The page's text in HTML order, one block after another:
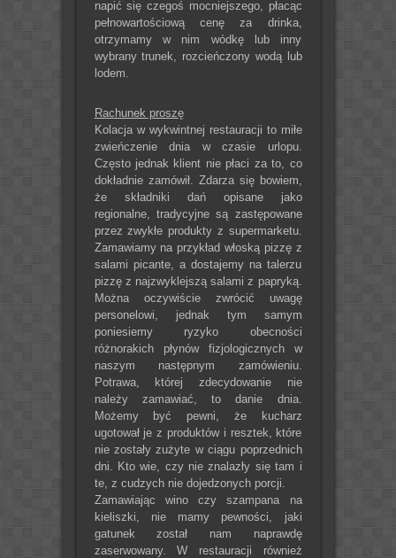
napić się czegoś mocniejszego, płacąc
pełnowartościową cenę za drinka,
otrzymamy w nim wódkę lub inny
wybrany trunek, rozcieńczony wodą lub
lodem.
Rachunek proszę
Kolacja w wykwintnej restauracji to miłe
zwieńczenie dnia w czasie urlopu.
Często jednak klient nie płaci za to, co
dokładnie zamówił. Zdarza się bowiem,
że składniki dań opisane jako
regionalne, tradycyjne są zastępowane
przez zwykłe produkty z supermarketu.
Zamawiamy na przykład włoską pizzę z
salami picante, a dostajemy na talerzu
pizzę z najzwyklejszą salami z papryką.
Można oczywiście zwrócić uwagę
personelowi, jednak tym samym
poniesiemy ryzyko obecności
różnorakich płynów fizjologicznych w
naszym następnym zamówieniu.
Potrawa, której zdecydowanie nie
należy zamawiać, to danie dnia.
Możemy być pewni, że kucharz
ugotował je z produktów i resztek, które
nie zostały zużyte w ciągu poprzednich
dni. Kto wie, czy nie znalazły się tam i
te, z cudzych nie dojedzonych porcji.
Zamawiając wino czy szampana na
kieliszki, nie mamy pewności, jaki
gatunek został nam naprawdę
zaserwowany. W restauracji również